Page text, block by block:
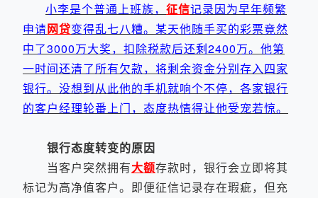
小李是个普通上班族， 征信记录因为早年频繁
申请网贷变得乱七八糟。某天他随手买的彩票竟然
中了3000万大奖，扣除税款后还剩2400万。他第
一时间还清了所有欠款，将剩余资金分别存入四家
银行。没想到从此他的手机就响个不停，各家银行
的客户经理轮番上门，态度热情得让他受宠若惊。
银行态度转变的原因
当客户突然拥有大额存款时，银行会立即将其
标记为高净值客户。即便征信记录存在瑕疵，但充